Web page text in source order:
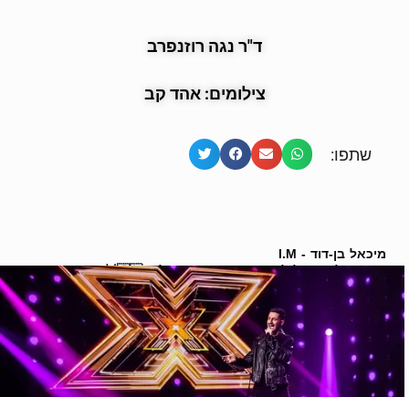
ד"ר נגה רוזנפרב
צילומים: אהד קב
שתפו:
מיכאל בן-דוד - I.M
השיר של ישראל לאירוויזיון 2022 באיטליה 🇮🇱🥇